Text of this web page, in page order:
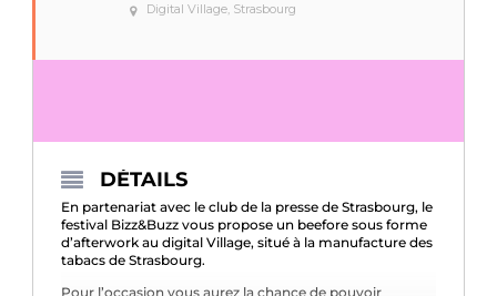
Digital Village, Strasbourg
DÉTAILS
En partenariat avec le club de la presse de Strasbourg, le
festival Bizz&Buzz vous propose un beefore sous forme
d’afterwork au digital Village, situé à la manufacture des
tabacs de Strasbourg.
Pour l’occasion vous aurez la chance de pouvoir